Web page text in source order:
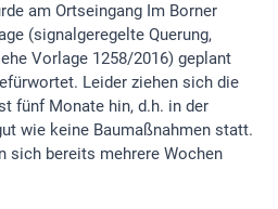
am Ortseingang Im Borner
(signalgeregelte Querung,
Vorlage 1258/2016) geplant
Leider ziehen sich die
fünf Monate hin, d.h. in der
wie keine Baumaßnahmen statt.
sich bereits mehrere Wochen